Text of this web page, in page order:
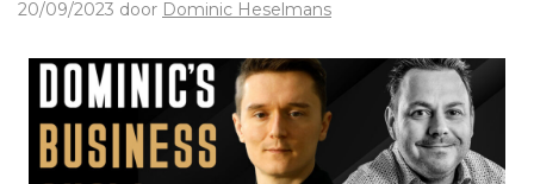
20/09/2023 door Dominic Heselmans